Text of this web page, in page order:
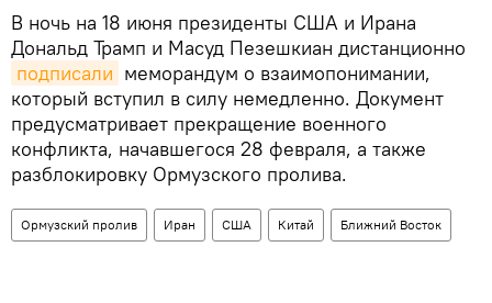
В ночь на 18 июня президенты США и Ирана
Дональд Трамп и Масуд Пезешкиан дистанционно
подписали меморандум о взаимопонимании,
который вступил в силу немедленно. Документ
предусматривает прекращение военного
конфликта, начавшегося 28 февраля, а также
разблокировку Ормузского пролива.
Ормузский пролив Иран США Китай Ближний Восток